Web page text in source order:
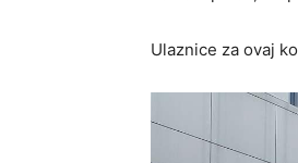
Ulaznice za ovaj